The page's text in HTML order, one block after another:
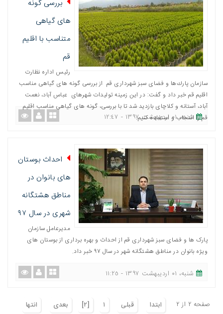
بررسی گونه
های گیاهی
متناسب با اقلیم
قم
رئيس اداره نظارت
سازمان پارك‌ها و فضای سبز شهرداری قم از بررسی گونه های گیاهی مناسب
اقلیم قم خبر داد و گفت: در این زمینه تولیدات شهرهای عباس آباد، نعمت
آباد، آستانه و کلاچای بازدید شد تا با بررسی، گونه های گیاهی مناسب اقلیم
قم را انتخاب و استفاده کنیم.
شنبه، ٠١ اردیبهشت ١٣٩٧ - ١٢:٤٧
احداث بوستان
های بانوان در
مناطق هشتگانه
شهری در سال ٩٧
مدیرعامل سازمان
پارک ها و فضای سبز شهرداری قم از احداث و بهره برداری از بوستان های
ویژه بانوان در مناطق هشتگانه شهر در سال ٩٧ خبر داد.
شنبه، ٠١ اردیبهشت ١٣٩٧ - ١١:٢٥
صفحه ٢ از ٢ ابتدا قبلی ١ [٢] بعدی انتها